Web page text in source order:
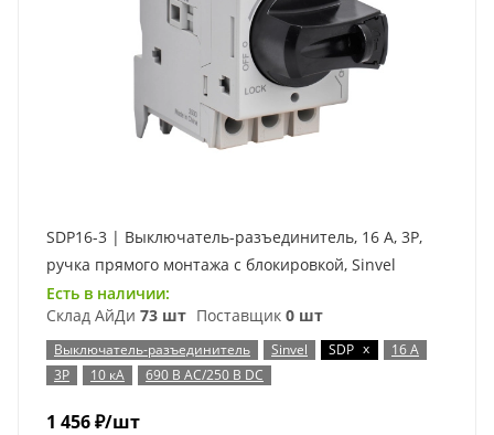
SDP16-3 | Выключатель-разъединитель, 16 А, 3Р,
ручка прямого монтажа с блокировкой, Sinvel
Есть в наличии:
Склад АйДи 73 шт Поставщик 0 шт
Выключатель-разъединитель Sinvel SDP x
16 А
3P
10 кА 690 В AC/250 В DC
1 456₽/шт